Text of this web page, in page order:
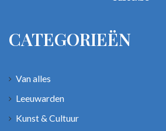
CATEGORIEËN
Van alles
Leeuwarden
Kunst & Cultuur